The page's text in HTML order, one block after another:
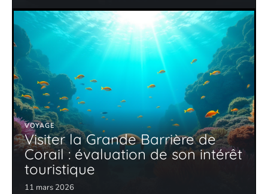
VOYAGE
Visiter la Grande Barrière de
Corail : évaluation de son intérêt
touristique
11 mars 2026